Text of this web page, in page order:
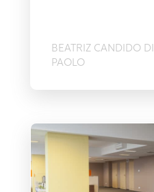
BEATRIZ CANDIDO DI
PAOLO